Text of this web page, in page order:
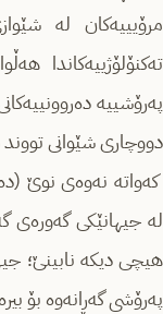
مرۆیییەكان لە
تەكنۆلۆژییەكاندا
پەرۆشییە
دووچاری شێوانی
كەواتە نەوەی نوێ
لە جیهانێکی گەورەی
هیچی دیكە نابینێ؛
پەرۆشی گەڕانەوە بۆ